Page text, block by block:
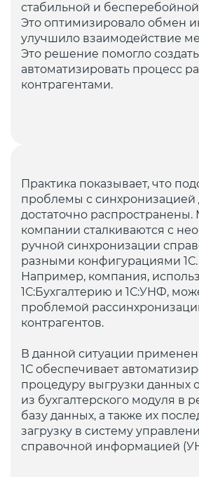
стабильной и
Это оптимизировало обмен
улучшило взаимодействие
Это решение помогло
автоматизировать процесс
контрагентами.
Практика показывает, что
проблемы с синхронизацией
достаточно распространены.
компании сталкиваются с
ручной синхронизации
разными конфигурациями 1С.
Например, компания,
1С:Бухгалтерию и 1С:УНФ,
проблемой
контрагентов.
В данной ситуации
1С обеспечивает
процедуру выгрузки данных
из бухгалтерского модуля в
базу данных, а также их
загрузку в систему
справочной информацией